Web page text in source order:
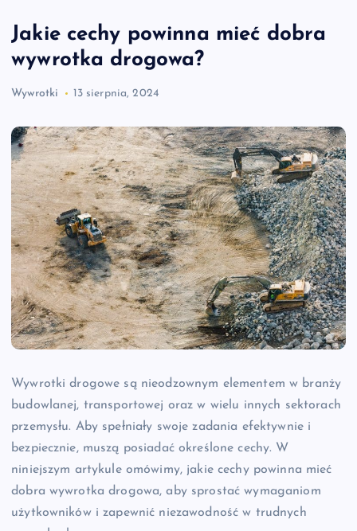
Jakie cechy powinna mieć dobra
wywrotka drogowa?
Wywrotki 13 sierpnia, 2024
Wywrotki drogowe są nieodzownym elementem w branży
budowlanej, transportowej oraz w wielu innych sektorach
przemysłu. Aby spełniały swoje zadania efektywnie i
bezpiecznie, muszą posiadać określone cechy. W
niniejszym artykule omówimy, jakie cechy powinna mieć
dobra wywrotka drogowa, aby sprostać wymaganiom
użytkowników i zapewnić niezawodność w trudnych